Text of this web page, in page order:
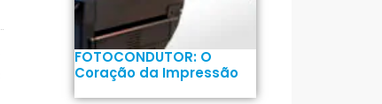
FOTOCONDUTOR: O
Coração da Impressão